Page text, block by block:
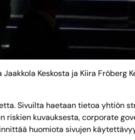
Keskosta ja Kiira
Sivuilta haetaan tietoa yhtiön
kuvauksesta, corporate
huomiota sivujen